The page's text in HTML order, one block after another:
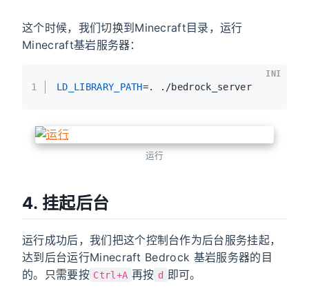
这个时候，我们切换到Minecraft目录，运行
Minecraft基岩服务器：
1 LD_LIBRARY_PATH=. ./bedrock_server
INI
运行
4. 挂起后台
运行成功后，我们把这个控制台作为后台服务挂起，
达到后台运行Minecraft Bedrock 基岩服务器的目
的。只需要按 Ctrl+A 再按 d 即可。